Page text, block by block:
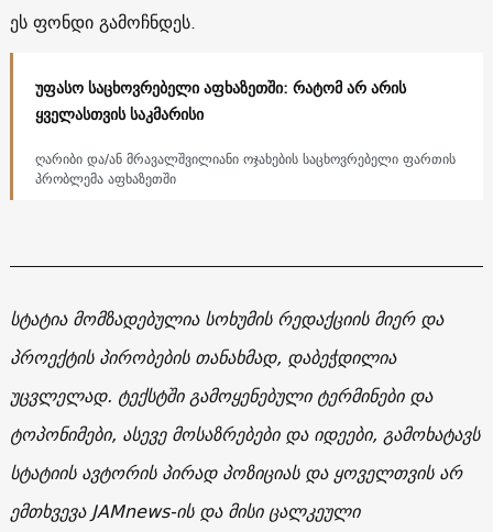
ეს ფონდი გამოჩნდეს.
უფასო საცხოვრებელი აფხაზეთში: რატომ არ არის
ყველასთვის საკმარისი
ღარიბი და/ან მრავალშვილიანი ოჯახების საცხოვრებელი ფართის
პრობლემა აფხაზეთში
სტატია მომზადებულია სოხუმის რედაქციის მიერ და
პროექტის პირობების თანახმად, დაბეჭდილია
უცვლელად. ტექსტში გამოყენებული ტერმინები და
ტოპონიმები, ასევე მოსაზრებები და იდეები, გამოხატავს
სტატიის ავტორის პირად პოზიციას და ყოველთვის არ
ემთხვევა JAMnews-ის და მისი ცალკეული